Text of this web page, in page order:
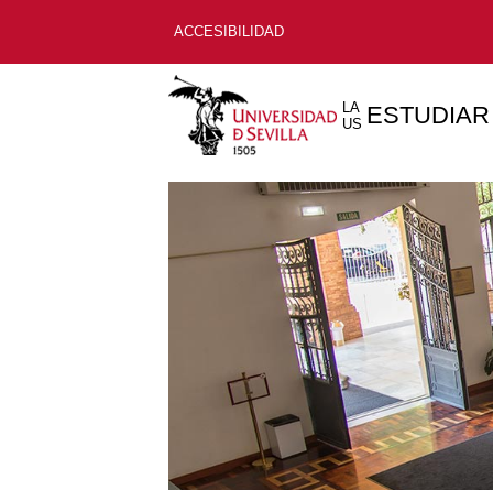
ACCESIBILIDAD
LA
US ESTUDIAR